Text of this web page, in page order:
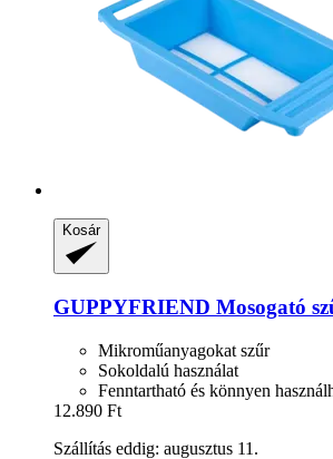
Kosár
GUPPYFRIEND Mosogató
Mikroműanyagokat szűr
Sokoldalú használat
Fenntartható és könnyen
12.890 Ft
Szállítás eddig: augusztus 11.